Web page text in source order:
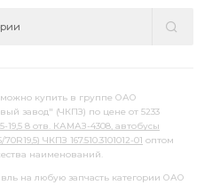
купить в группе ОАО
завод" (ЧКПЗ) по цене от 5233
19,5 8 отв. КАМАЗ-4308, автобусы
ЧКПЗ 167.510.3101012-01 оптом
наименований.
на любую запчасть категории ОАО